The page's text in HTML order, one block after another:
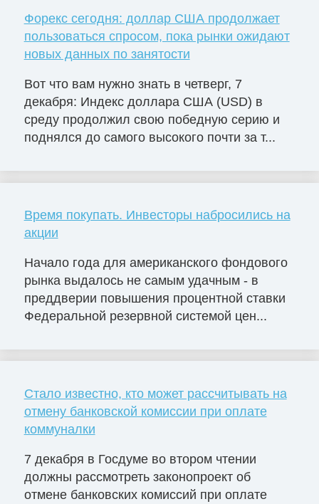
Форекс сегодня: доллар США продолжает
пользоваться спросом, пока рынки ожидают
новых данных по занятости
Вот что вам нужно знать в четверг, 7
декабря: Индекс доллара США (USD) в
среду продолжил свою победную серию и
поднялся до самого высокого почти за т...
Время покупать. Инвесторы набросились на
акции
Начало года для американского фондового
рынка выдалось не самым удачным - в
преддверии повышения процентной ставки
Федеральной резервной системой цен...
Стало известно, кто может рассчитывать на
отмену банковской комиссии при оплате
коммуналки
7 декабря в Госдуме во втором чтении
должны рассмотреть законопроект об
отмене банковских комиссий при оплате